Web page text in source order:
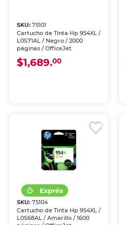
SKU:75101
Cartucho de Tinta Hp 954XL /
L0S71AL / Negro / 2000
páginas / OfficeJet
$1,689.00
SKU:75104
Cartucho de Tinta Hp 954XL /
L0S68AL / Amarillo / 1600